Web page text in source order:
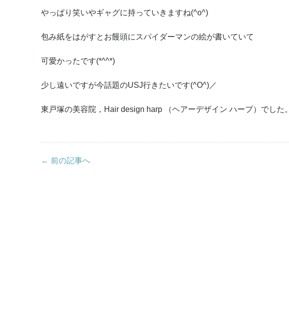
やっぱり笑いやギャグに持っていきますね(^o^)
包み紙をはがすとお饅頭にスパイダーマンの絵が書いていて
可愛かったです(*^^*)
少し遠いですが今話題のUSJ行きたいです(^O^)／
東戸塚の美容院，Hair design harp （ヘアーデザイン ハープ）でした。
← 前の記事へ